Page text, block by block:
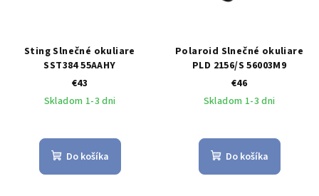
Sting Slnečné okuliare
SST384 55AAHY
€43
Skladom 1-3 dni
Do košíka
Polaroid Slnečné okuliare
PLD 2156/S 56003M9
€46
Skladom 1-3 dni
Do košíka